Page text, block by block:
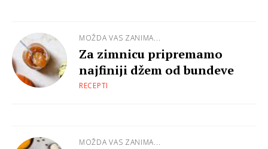
MOŽDA VAS ZANIMA...
Za zimnicu pripremamo
najfiniji džem od bundeve
RECEPTI
MOŽDA VAS ZANIMA...